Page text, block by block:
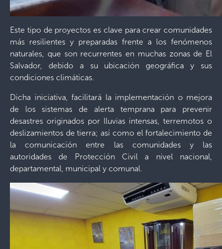
Este tipo de proyectos es clave para crear comunidades
más resilientes y preparadas frente a los fenómenos
naturales, que son recurrentes en muchas zonas de El
Salvador, debido a su ubicación geográfica y sus
condiciones climáticas.
Dicha iniciativa, facilitará la implementación o mejora
de los sistemas de alerta temprana para prevenir
desastres originados por lluvias intensas, terremotos o
deslizamientos de tierra; así como el fortalecimiento de
la comunicación entre las comunidades y las
autoridades de Protección Civil a nivel nacional,
departamental, municipal y comunal.